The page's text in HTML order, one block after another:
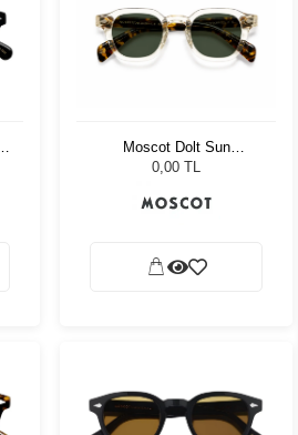
Moscot Dolt Sun
Flesh/Tortoise Cr-39 Pl
0,00 TL